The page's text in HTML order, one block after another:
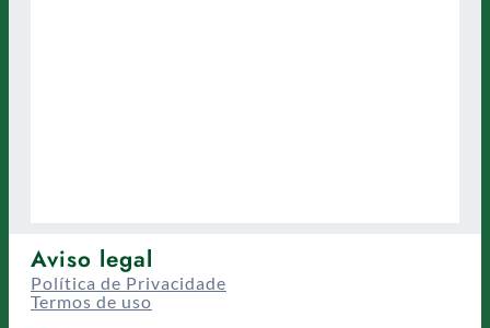
Aviso legal
Política de Privacidade
Termos de uso